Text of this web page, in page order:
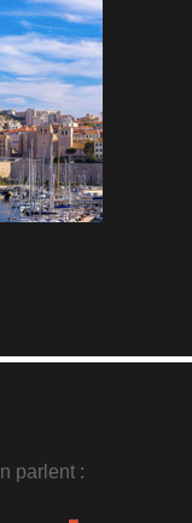
parlent :